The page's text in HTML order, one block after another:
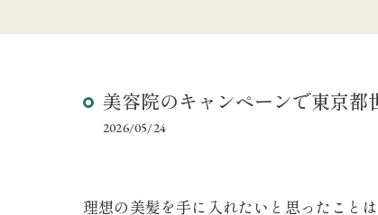
美容院のキャンペーンで東京
2026/05/24
理想の美髪を手に入れたいと思ったこと